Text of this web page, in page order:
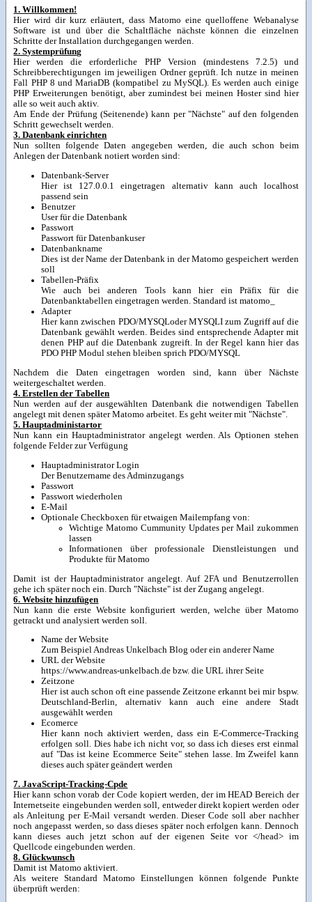
1. Willkommen!
Hier wird dir kurz erläutert, dass Matomo eine quelloffene Webanalyse
Software ist und über die Schaltfläche nächste können die einzelnen
Schritte der Installation durchgegangen werden.
2. Systemprüfung
Hier werden die erforderliche PHP Version (mindestens 7.2.5) und
Schreibberechtigungen im jeweiligen Ordner geprüft. Ich nutze in meinen
Fall PHP 8 und MariaDB (kompatibel zu MySQL). Es werden auch einige
PHP Erweiterungen benötigt, aber zumindest bei meinen Hoster sind hier
alle so weit auch aktiv.
Am Ende der Prüfung (Seitenende) kann per "Nächste" auf den folgenden
Schritt gewechselt werden.
3. Datenbank einrichten
Nun sollten folgende Daten angegeben werden, die auch schon beim
Anlegen der Datenbank notiert worden sind:
Datenbank-Server
Hier ist 127.0.0.1 eingetragen alternativ kann auch localhost
passend sein
Benutzer
User für die Datenbank
Passwort
Passwort für Datenbankuser
Datenbankname
Dies ist der Name der Datenbank in der Matomo gespeichert werden
soll
Tabellen-Präfix
Wie auch bei anderen Tools kann hier ein Präfix für die
Datenbanktabellen eingetragen werden. Standard ist matomo_
Adapter
Hier kann zwischen PDO/MYSQLoder MYSQLI zum Zugriff auf die
Datenbank gewählt werden. Beides sind entsprechende Adapter mit
denen PHP auf die Datenbank zugreift. In der Regel kann hier das
PDO PHP Modul stehen bleiben sprich PDO/MYSQL
Nachdem die Daten eingetragen worden sind, kann über Nächste
weitergeschaltet werden.
4. Erstellen der Tabellen
Nun werden auf der ausgewählten Datenbank die notwendigen Tabellen
angelegt mit denen später Matomo arbeitet. Es geht weiter mit "Nächste".
5. Hauptadministartor
Nun kann ein Hauptadministrator angelegt werden. Als Optionen stehen
folgende Felder zur Verfügung
Hauptadministrator Login
Der Benutzername des Adminzugangs
Passwort
Passwort wiederholen
E-Mail
Optionale Checkboxen für etwaigen Mailempfang von:
Wichtige Matomo Cummunity Updates per Mail zukommen
lassen
Informationen über professionale Dienstleistungen und
Produkte für Matomo
Damit ist der Hauptadministrator angelegt. Auf 2FA und Benutzerrollen
gehe ich später noch ein. Durch "Nächste" ist der Zugang angelegt.
6. Website hinzufügen
Nun kann die erste Website konfiguriert werden, welche über Matomo
getrackt und analysiert werden soll.
Name der Website
Zum Beispiel Andreas Unkelbach Blog oder ein anderer Name
URL der Website
https://www.andreas-unkelbach.de bzw. die URL ihrer Seite
Zeitzone
Hier ist auch schon oft eine passende Zeitzone erkannt bei mir bspw.
Deutschland-Berlin, alternativ kann auch eine andere Stadt
ausgewählt werden
Ecomerce
Hier kann noch aktiviert werden, dass ein E-Commerce-Tracking
erfolgen soll. Dies habe ich nicht vor, so dass ich dieses erst einmal
auf "Das ist keine Ecommerce Seite" stehen lasse. Im Zweifel kann
dieses auch später geändert werden
7. JavaScript-Tracking-Cpde
Hier kann schon vorab der Code kopiert werden, der im HEAD Bereich der
Internetseite eingebunden werden soll, entweder direkt kopiert werden oder
als Anleitung per E-Mail versandt werden. Dieser Code soll aber nachher
noch angepasst werden, so dass dieses später noch erfolgen kann. Dennoch
kann dieses auch jetzt schon auf der eigenen Seite vor </head> im
Quellcode eingebunden werden.
8. Glückwunsch
Damit ist Matomo aktiviert.
Als weitere Standard Matomo Einstellungen können folgende Punkte
überprüft werden: